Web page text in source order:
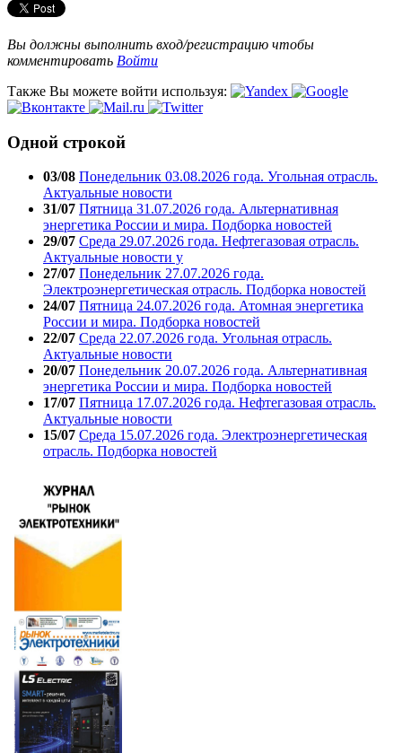
Вы должны выполнить вход/регистрацию чтобы
комментировать Войти
Также Вы можете войти используя:
Одной строкой
03/08 Понедельник 03.08.2026 года. Угольная отрасль.
Актуальные новости
31/07 Пятница 31.07.2026 года. Альтернативная
энергетика России и мира. Подборка новостей
29/07 Среда 29.07.2026 года. Нефтегазовая отрасль.
Актуальные новости у
27/07 Понедельник 27.07.2026 года.
Электроэнергетическая отрасль. Подборка новостей
24/07 Пятница 24.07.2026 года. Атомная энергетика
России и мира. Подборка новостей
22/07 Среда 22.07.2026 года. Угольная отрасль.
Актуальные новости
20/07 Понедельник 20.07.2026 года. Альтернативная
энергетика России и мира. Подборка новостей
17/07 Пятница 17.07.2026 года. Нефтегазовая отрасль.
Актуальные новости
15/07 Среда 15.07.2026 года. Электроэнергетическая
отрасль. Подборка новостей